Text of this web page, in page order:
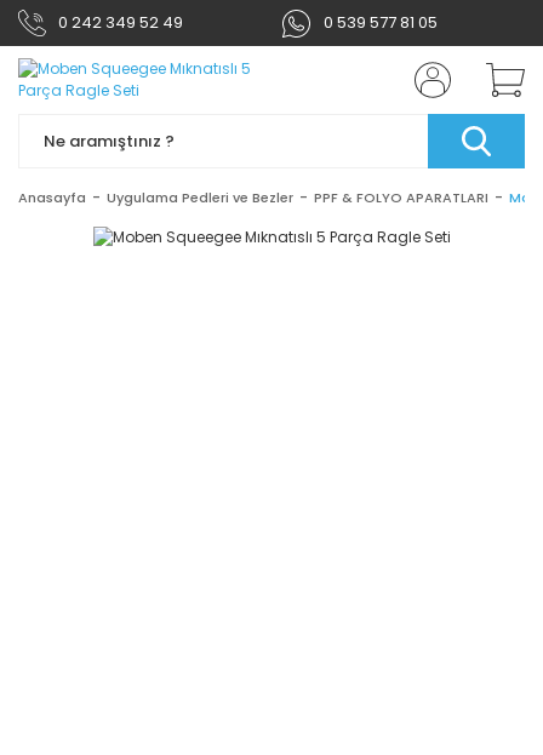
0 242 349 52 49 0 539 577 81 05
Anasayfa Uygulama Pedleri ve Bezler PPF & FOLYO APARATLARI